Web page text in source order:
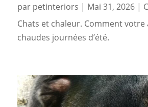
par petinteriors | Mai 31, 2026 |
Chats et chaleur. Comment
chaudes journées d’été.